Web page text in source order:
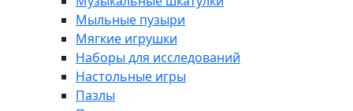
Мыльные пузыри
Мягкие игрушки
Наборы для исследований
Настольные игры
Пазлы